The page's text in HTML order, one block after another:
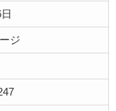
ジ